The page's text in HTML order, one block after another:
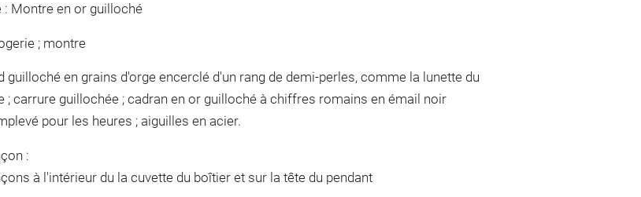
: Montre en or guilloché
; montre
guilloché en grains d'orge encerclé d'un rang de demi-perles, comme la lunette du
; carrure guillochée ; cadran en or guilloché à chiffres romains en émail noir
pour les heures ; aiguilles en acier.
:
à l'intérieur du la cuvette du boîtier et sur la tête du pendant